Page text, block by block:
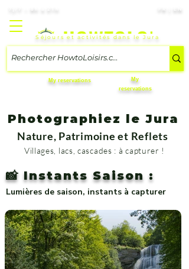
FR | EN
Séjours et activités dans le Jura
My
reservations
My reservations
Photographiez le Jura
Nature, Patrimoine et Reflets
Villages, lacs, cascades : à capturer !
📸 Instants Saison :
Lumières de saison, instants à capturer